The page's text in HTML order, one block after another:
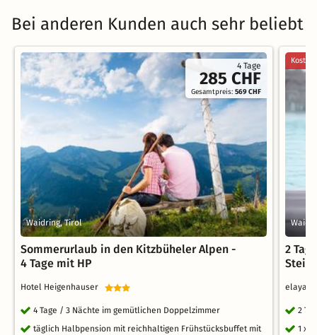
Bei anderen Kunden auch sehr beliebt
4 Tage
285 CHF
Gesamtpreis:569 CHF
Waidring, Tirol
Sommerurlaub in den Kitzbüheler Alpen -
4 Tage mit HP
Hotel Heigenhauser
4 Tage / 3 Nächte im gemütlichen Doppelzimmer
täglich Halbpension mit reichhaltigen Frühstücksbuffet mit
2
elaya
2
1 x